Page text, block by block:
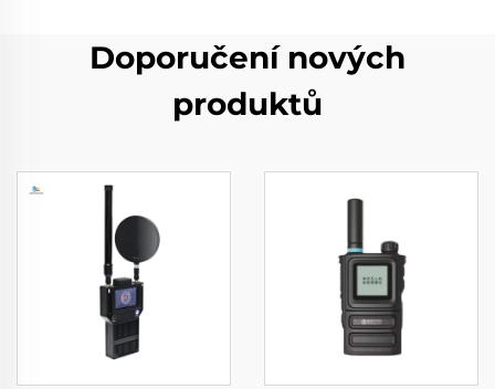
Doporučení nových
produktů